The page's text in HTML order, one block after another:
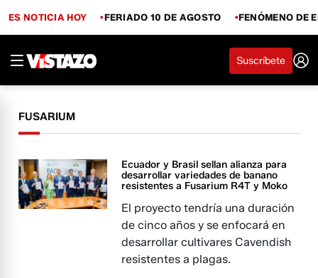
ES NOTICIA HOY FERIADO 10 DE AGOSTO FENÓMENO DE
Suscríbete
FUSARIUM
Ecuador y Brasil sellan alianza para
desarrollar variedades de banano
resistentes a Fusarium R4T y Moko
El proyecto tendría una duración
de cinco años y se enfocará en
desarrollar cultivares Cavendish
resistentes a plagas.